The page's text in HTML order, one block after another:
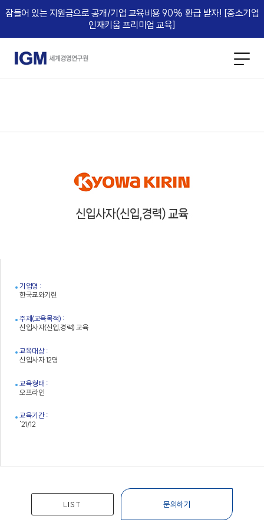
잠들어 있는 지원금으로 공개/기업 교육비용 90% 환급 받자! [중소기업
인재키움 프리미엄 교육]​
기업명 :
한국쿄와기린
주제(교육목적) :
신입사자(신입,경력) 교육
교육대상 :
신입사자 12명
교육형태 :
오프라인
교육기간 :
'21/12
LIST 문의하기